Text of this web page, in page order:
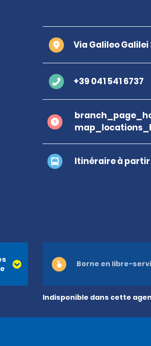
Via Galileo Galilei
+39 041 541 6737
Itinéraire à
Indisponible dans cette
Borne en libre-